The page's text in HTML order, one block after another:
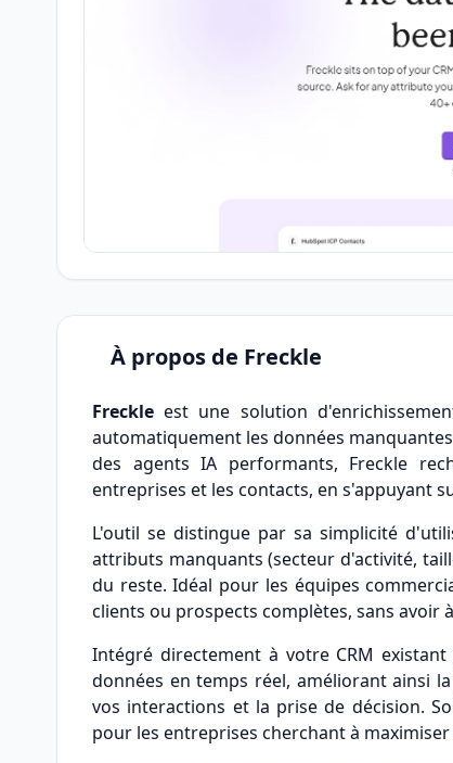
À propos de Freckle
Freckle est une solution
automatiquement les données
des agents IA performants, Freckle
entreprises et les contacts, en s'appuyant
L'outil se distingue par sa simplicité
attributs manquants (secteur d'activité,
du reste. Idéal pour les équipes
clients ou prospects complètes, sans avoir
Intégré directement à votre CRM
données en temps réel, améliorant ainsi
vos interactions et la prise de décision.
pour les entreprises cherchant à